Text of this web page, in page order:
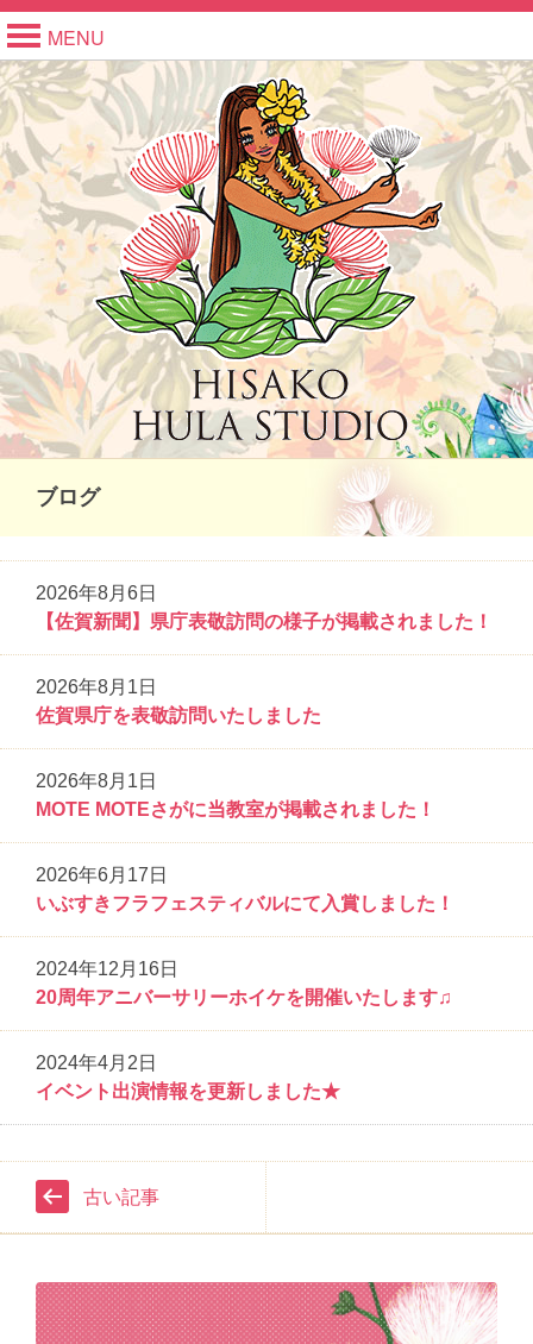
MENU
ブログ
2026年8月6日
【佐賀新聞】県庁表敬訪問の様子が掲載されました！
2026年8月1日
佐賀県庁を表敬訪問いたしました
2026年8月1日
MOTE MOTEさがに当教室が掲載されました！
2026年6月17日
いぶすきフラフェスティバルにて入賞しました！
2024年12月16日
20周年アニバーサリーホイケを開催いたします♫
2024年4月2日
イベント出演情報を更新しました★
古い記事